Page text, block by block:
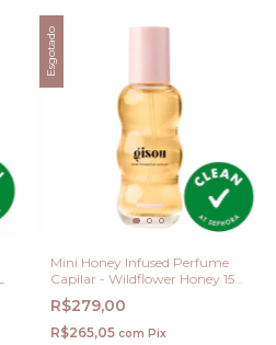
Esgotado
Mini Honey Infused Perfume
Capilar - Wildflower Honey 15
ML
R$279,00
R$265,05 com Pix